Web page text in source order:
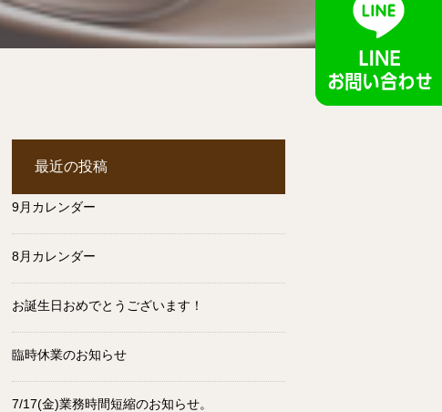
最近の投稿
9月カレンダー
8月カレンダー
お誕生日おめでとうございます！
臨時休業のお知らせ
7/17(金)業務時間短縮のお知らせ。